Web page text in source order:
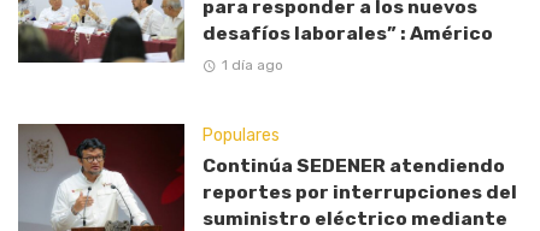
para responder a los nuevos
desafíos laborales” : Américo
1 día ago
Populares
Continúa SEDENER atendiendo
reportes por interrupciones del
suministro eléctrico mediante